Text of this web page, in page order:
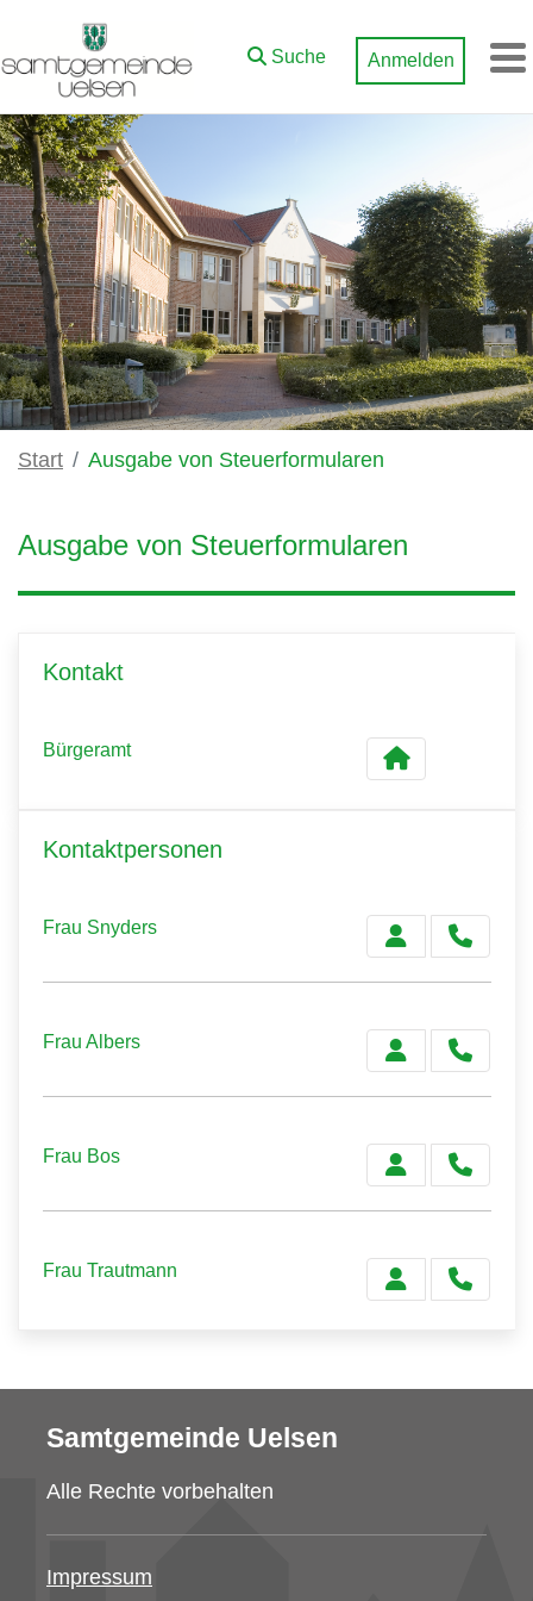
Zum Hauptinhalt springen
Suche
Anmelden
Start Ausgabe von Steuerformularen
Ausgabe von Steuerformularen
Kontakt
Bürgeramt
Kontaktpersonen
Frau Snyders
Frau Albers
Frau Bos
Frau Trautmann
Samtgemeinde Uelsen
Alle Rechte vorbehalten
Impressum